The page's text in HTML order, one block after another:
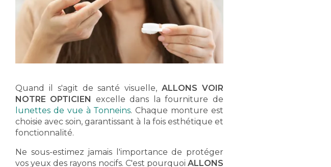
Quand il s'agit de santé visuelle,ALLONS VOIR
NOTRE OPTICIEN excelle dans la fourniture de
lunettes de vue à Tonneins. Chaque monture est
choisie avec soin, garantissant à la fois esthétique et
fonctionnalité.
Ne sous-estimez jamais l'importance de protéger
vos yeux des rayons nocifs. C'est pourquoi ALLONS